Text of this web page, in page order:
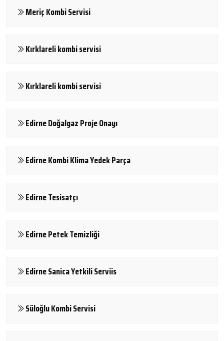
Meriç Kombi Servisi
Kırklareli kombi servisi
Kırklareli kombi servisi
Edirne Doğalgaz Proje Onayı
Edirne Kombi Klima Yedek Parça
Edirne Tesisatçı
Edirne Petek Temizliği
Edirne Sanica Yetkili Serviis
Süloğlu Kombi Servisi